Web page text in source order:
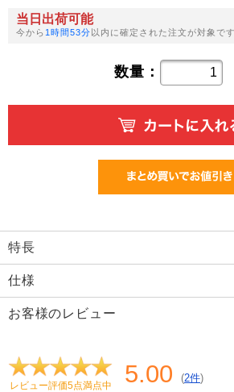
当日出荷可能
今から 1時間53分以内に確定された注文が対象です
数量：
特長
仕様
お客様のレビュー
レビュー評価5点満点中 5.00 (2件)